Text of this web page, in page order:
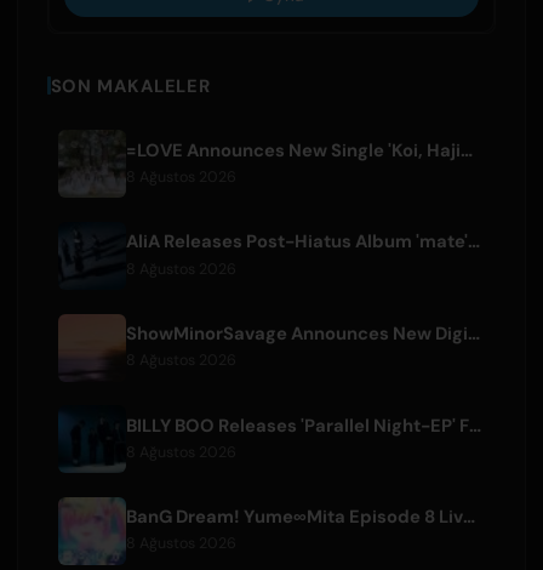
SON MAKALELER
=LOVE Announces New Single 'Koi, Hajimemashita.' and Tokyo Dome Concerts
AliA Releases Post-Hiatus Album 'mate', Announces Tokyo Live
ShowMinorSavage Announces New Digital Single 'Gradation'
BILLY BOO Releases 'Parallel Night-EP' Featuring TV Drama Theme Song
BanG Dream! Yume∞Mita Episode 8 Live Clip Released